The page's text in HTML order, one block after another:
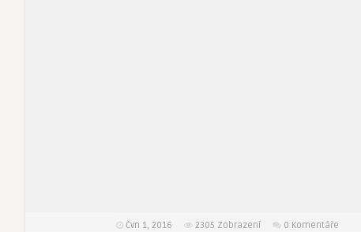
Čvn 1, 2016 2305 Zobrazení 0 Komentáře